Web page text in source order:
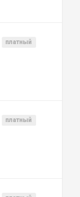
платный
платный